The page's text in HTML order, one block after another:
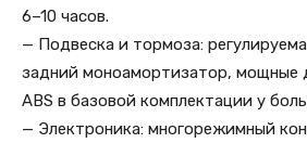
6–10 часов.
— Подвеска и тормоза:
задний моноамортизатор, мощные
ABS в базовой комплектации у
— Электроника: многорежимный